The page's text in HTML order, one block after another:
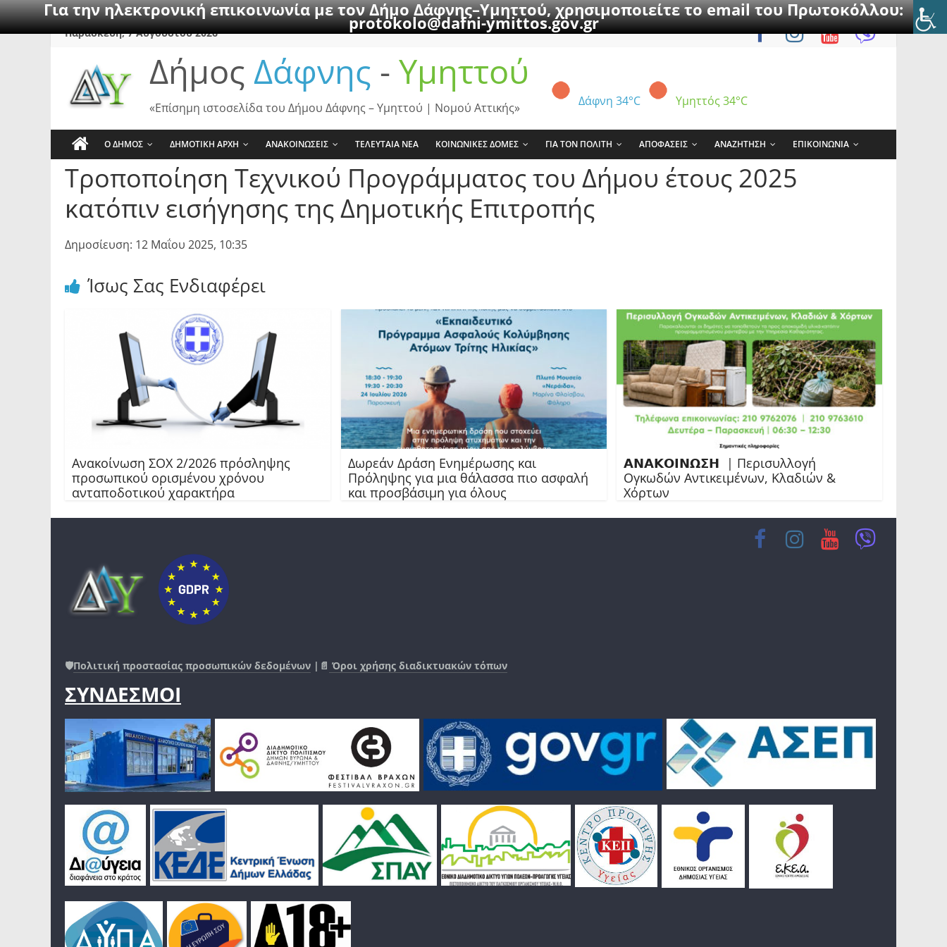
Για την ηλεκτρονική επικοινωνία με τον Δήμο Δάφνης–Υμηττού, χρησιμοποιείτε το email του Πρωτοκόλλου:
protokolo@dafni-ymittos.gov.gr
SkipΠαρασκευή, 7 Αυγούστου 2026
Δήμος Δάφνης - Υμηττού
Δάφνη 34°C Υμηττός 34°C
«Επίσημη ιστοσελίδα του Δήμου Δάφνης – Υμηττού | Νομού Αττικής»
Ο ΔΗΜΟΣ ΔΗΜΟΤΙΚΗ ΑΡΧΗ ΑΝΑΚΟΙΝΩΣΕΙΣ ΤΕΛΕΥΤΑΙΑ ΝΕΑ ΚΟΙΝΩΝΙΚΕΣ ΔΟΜΕΣ ΓΙΑ ΤΟΝ ΠΟΛΙΤΗ ΑΠΟΦΑΣΕΙΣ ΑΝΑΖΗΤΗΣΗ ΕΠΙΚΟΙΝΩΝΙΑ
Τροποποίηση Τεχνικού Προγράμματος του Δήμου έτους 2025
κατόπιν εισήγησης της Δημοτικής Επιτροπής
Δημοσίευση: 12 Μαΐου 2025, 10:35
Ίσως Σας Ενδιαφέρει
Ανακοίνωση ΣΟΧ 2/2026 πρόσληψης
προσωπικού ορισμένου χρόνου
ανταποδοτικού χαρακτήρα
Δωρεάν Δράση Ενημέρωσης και
Πρόληψης για μια θάλασσα πιο ασφαλή
και προσβάσιμη για όλους
𝝖𝝢𝝖𝝟𝝤𝝞𝝢𝝮𝝨𝝜 | Περισυλλογή
Ογκωδών Αντικειμένων, Κλαδιών &
Χόρτων
🛡️Πολιτική προστασίας προσωπικών δεδομένων |📄 Όροι χρήσης διαδικτυακών τόπων
ΣΥΝΔΕΣΜΟΙ